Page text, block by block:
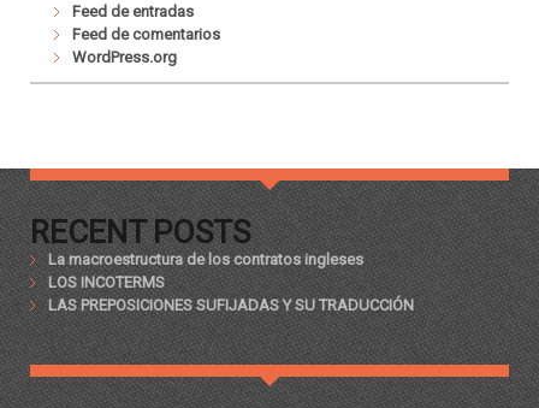
Feed de entradas
Feed de comentarios
WordPress.org
RECENT POSTS
La macroestructura de los contratos ingleses
LOS INCOTERMS
LAS PREPOSICIONES SUFIJADAS Y SU TRADUCCIÓN